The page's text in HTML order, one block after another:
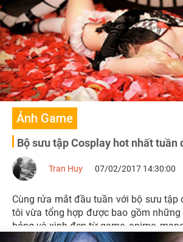
Ảnh Game
Bộ sưu tập Cosplay hot nhất tuần
Tran Huy 07/02/2017 14:30:00
Cùng rửa mắt đầu tuần với bộ sưu tập
tôi vừa tổng hợp được bao gồm những
bỏng và xinh đẹp từ game, anime,